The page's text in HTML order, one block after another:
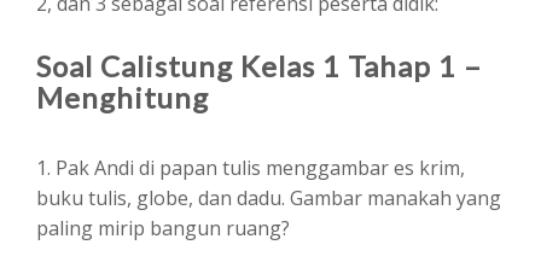
Soal Calistung Kelas 1 Tahap 1 –
Menghitung
1. Pak Andi di papan tulis menggambar es krim,
buku tulis, globe, dan dadu. Gambar manakah yang
paling mirip bangun ruang?